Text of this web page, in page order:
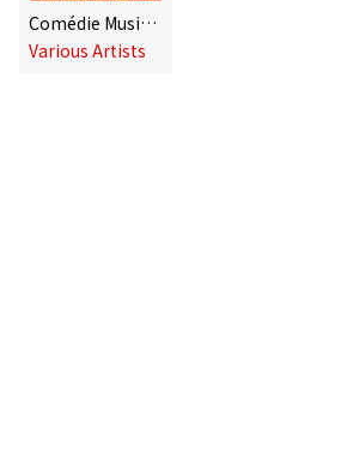
Comédie Musicale Kirikou
Various Artists